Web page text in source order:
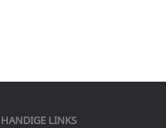
HANDIGE LINKS